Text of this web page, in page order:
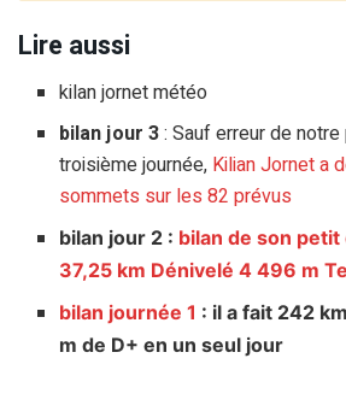
Lire aussi
kilan jornet météo
bilan jour 3: Sauf erreur de notre
troisième journée, Kilian Jornet a
sommets sur les 82 prévus
bilan jour 2 : bilan de son
37,25 km Dénivelé 4 496 m
bilan journée 1 : il a fait 242
m de D+ en un seul jour